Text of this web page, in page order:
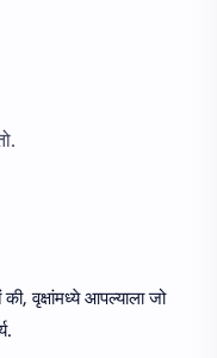
वृक्षांमध्ये आपल्याला जो